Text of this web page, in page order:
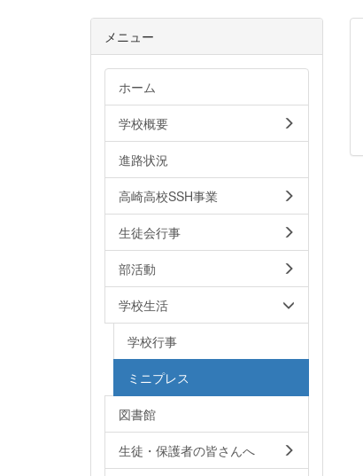
メニュー
ホーム
学校概要
進路状況
高崎高校SSH事業
生徒会行事
部活動
学校生活
学校行事
ミニプレス
図書館
生徒・保護者の皆さんへ